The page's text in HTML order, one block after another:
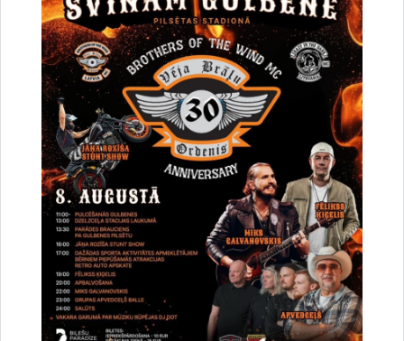
Par satiksmes organizāciju Brīvības un
Dzelzceļa ielas pārbūves darbu laikā Gulbenē
30.07.2026. Projekti
Sabiedrība
Satiksmes ierobežojumi